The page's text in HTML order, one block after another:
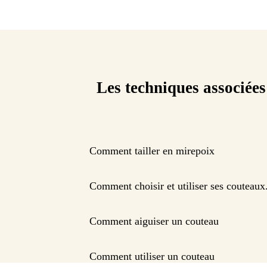
Les techniques associées
Comment tailler en mirepoix
Comment choisir et utiliser ses
Comment aiguiser un couteau
Comment utiliser un couteau